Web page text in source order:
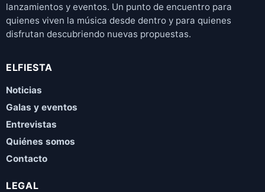
lanzamientos y eventos. Un punto de encuentro para
quienes viven la música desde dentro y para quienes
disfrutan descubriendo nuevas propuestas.
ELFIESTA
Noticias
Galas y eventos
Entrevistas
Quiénes somos
Contacto
LEGAL